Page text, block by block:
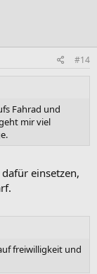
#14
Fahrad und
mir viel
einsetzen,
freiwilligkeit und